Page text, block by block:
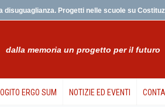
Progetti nelle scuole su
dalla memoria un progetto per il futuro
ERGO SUM NOTIZIE ED EVENTI